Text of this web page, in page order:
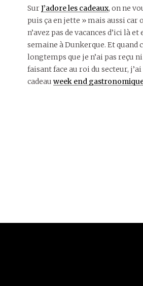
SurJ’adore les cadeaux, on ne
puis ça en jette » mais aussi car
n’avez pas de vacances d’ici
semaine à Dunkerque. Et quand
longtemps que je n’ai pas reçu
faisant face au roi du secteur,
cadeau week end